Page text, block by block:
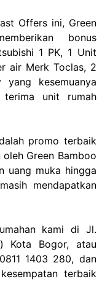
Offers ini, Green
bonus
1 PK, 1 Unit
air Merk Toclas, 2
kesemuanya
unit rumah
promo terbaik
Green Bamboo
uang muka hingga
mendapatkan
kami di Jl.
Kota Bogor, atau
0811 1403 280, dan
terbaik